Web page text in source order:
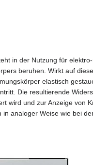
in der Nutzung für
beruhen. Wirkt auf
elastisch
Die resultierende
wird und zur Anzeige von
in analoger Weise wie bei